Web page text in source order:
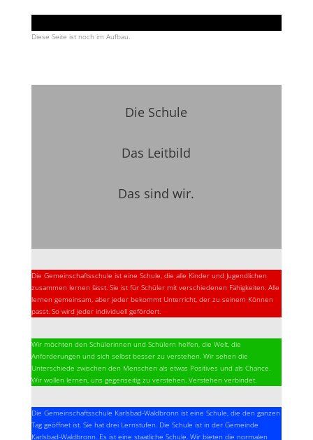
Diese Seite ist noch im Aufbau.
Die Schule
Das Leitbild
Das sind wir.
Die Gemeinschaftsschule ist eine Schule, die alle Kinder und Jugendlichen
zusammen lernen lässt. Sie ist für Schüler mit verschiedenen Fähigkeiten. Alle
lernen gemeinsam, aber jeder bekommt Unterricht, der zu seinem Können
passt. So wird jeder individuell gefördert.
Wir möchten den Schülerinnen und Schülern helfen, die Welt, die
Anforderungen und sich selbst besser zu verstehen. Wir sehen die
Unterschiede zwischen den Menschen als etwas Positives und als Chance.
Wir wollen lernen, uns gegenseitig zu verstehen. Verstehen verbindet.
Die Gemeinschaftsschule Karlsbad-Waldbronn ist eine Schule, die den ganzen
Tag geöffnet ist. Sie hat drei Lernstufen. Die Schule ist in der Gemeinde
Karlsbad-Waldbronn. Es ist eine staatliche Schule. Wir bieten die normalen